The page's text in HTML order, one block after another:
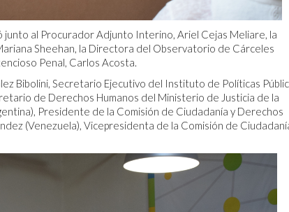
al Procurador Adjunto Interino, Ariel Cejas Meliare, la
Sheehan, la Directora del Observatorio de Cárceles
Penal, Carlos Acosta.
Bibolini, Secretario Ejecutivo del Instituto de Políticas
de Derechos Humanos del Ministerio de Justicia de la
Presidente de la Comisión de Ciudadanía y Derechos
(Venezuela), Vicepresidenta de la Comisión de